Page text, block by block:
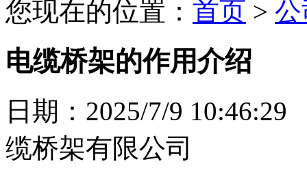
您现在的位置： 首页 >
电缆桥架的作用介绍
日期：2025/7/9
缆桥架有限公司